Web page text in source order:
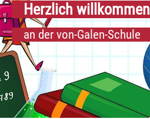
Herzlich willkommen
an der von-Galen-Schule